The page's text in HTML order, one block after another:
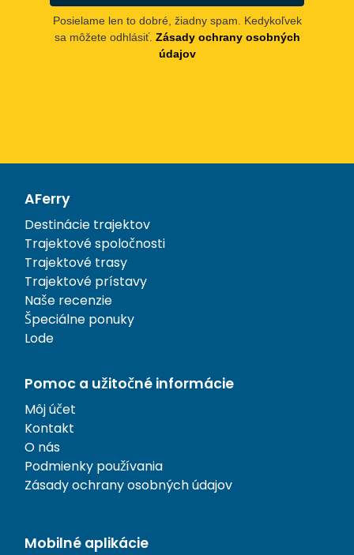
Posielame len to dobré, žiadny spam. Kedykoľvek
sa môžete odhlásiť. Zásady ochrany osobných
údajov
AFerry
Destinácie trajektov
Trajektové spoločnosti
Trajektové trasy
Trajektové prístavy
Naše recenzie
Špeciálne ponuky
Lode
Pomoc a užitočné informácie
Môj účet
Kontakt
O nás
Podmienky používania
Zásady ochrany osobných údajov
Mobilné aplikácie